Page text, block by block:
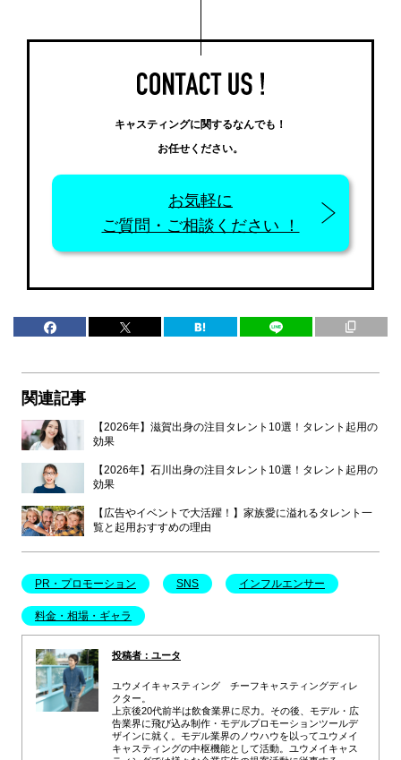
キャスティングに関するなんでも！
お任せください。
お気軽に
ご質問・ご相談ください ！
関連記事
【2026年】滋賀出身の注目タレント10選！タレント起用の
効果
【2026年】石川出身の注目タレント10選！タレント起用の
効果
【広告やイベントで大活躍！】家族愛に溢れるタレント一
覧と起用おすすめの理由
PR・プロモーション SNS インフルエンサー
料金・相場・ギャラ
投稿者：ユータ
ユウメイキャスティング チーフキャスティングディレ
クター。
上京後20代前半は飲食業界に尽力。その後、モデル・広
告業界に飛び込み制作・モデルプロモーションツールデ
ザインに就く。モデル業界のノウハウを以ってユウメイ
キャスティングの中枢機能として活動。ユウメイキャス